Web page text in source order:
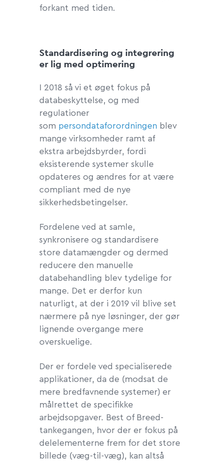
forkant med tiden.
Standardisering og integrering
er lig med optimering
I 2018 så vi et øget fokus på
databeskyttelse, og med
regulationer
som persondataforordningen blev
mange virksomheder ramt af
ekstra arbejdsbyrder, fordi
eksisterende systemer skulle
opdateres og ændres for at være
compliant med de nye
sikkerhedsbetingelser.
Fordelene ved at samle,
synkronisere og standardisere
store datamængder og dermed
reducere den manuelle
databehandling blev tydelige for
mange. Det er derfor kun
naturligt, at der i 2019 vil blive set
nærmere på nye løsninger, der gør
lignende overgange mere
overskuelige.
Der er fordele ved specialiserede
applikationer, da de (modsat de
mere bredfavnende systemer) er
målrettet de specifikke
arbejdsopgaver. Best of Breed-
tankegangen, hvor der er fokus på
delelementerne frem for det store
billede (væg-til-væg), kan altså